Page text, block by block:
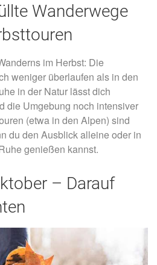
Wanderwege
im Herbst: Die
weniger überlaufen als in den
in der Natur lässt dich
die Umgebung noch intensiver
(etwa in den Alpen) sind
du den Ausblick alleine oder in
genießen kannst.
– Darauf